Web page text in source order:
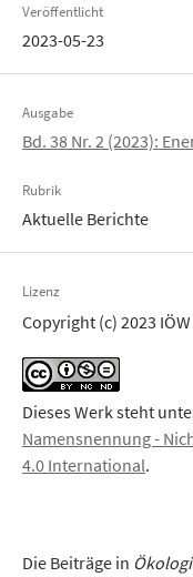
Veröffentlicht
2023-05-23
Ausgabe
Bd. 38 Nr. 2 (2023):
Rubrik
Aktuelle Berichte
Lizenz
Copyright (c) 2023
Dieses Werk steht
Namensnennung -
4.0 International.
Die Beiträge in